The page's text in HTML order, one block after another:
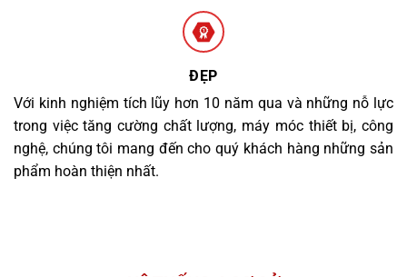
ĐẸP
Với kinh nghiệm tích lũy hơn 10 năm qua và những nỗ lực
trong việc tăng cường chất lượng, máy móc thiết bị, công
nghệ, chúng tôi mang đến cho quý khách hàng những sản
phẩm hoàn thiện nhất.